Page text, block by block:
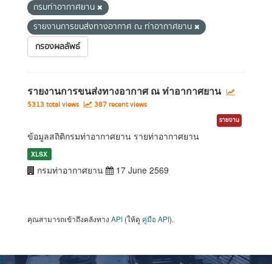
กรมท่าอากาศยาน
รายงานการขนส่งทางอากาศ ณ ท่าอากาศยาน
กรองผลลัพธ์
รายงานการขนส่งทางอากาศ ณ ท่าอากาศยาน
5313 total views 387 recent views
รายงาน
ข้อมูลสถิติกรมท่าอากาศยาน รายท่าอากาศยาน
XLSX
กรมท่าอากาศยาน 17 June 2569
คุณสามารถเข้าถึงคลังทาง API (ให้ดู คู่มือ API).